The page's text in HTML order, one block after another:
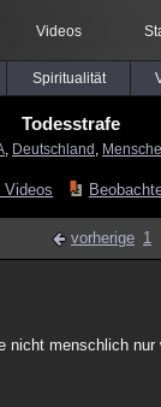
Videos
Spiritualität
Todesstrafe
Deutschland
Videos
vorherige 1
nicht menschlich